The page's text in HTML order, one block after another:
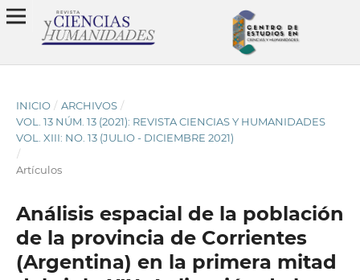
INICIO / ARCHIVOS /
VOL. 13 NÚM. 13 (2021): REVISTA CIENCIAS Y HUMANIDADES
VOL. XIII: NO. 13 (JULIO - DICIEMBRE 2021)
/
Artículos
Análisis espacial de la población
de la provincia de Corrientes
(Argentina) en la primera mitad